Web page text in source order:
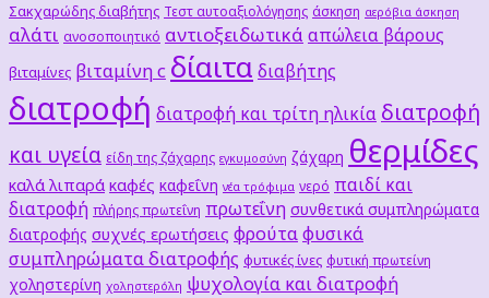
Σακχαρώδης διαβήτης Τεστ αυτοαξιολόγησης άσκηση αερόβια άσκηση
αλάτι ανοσοποιητικό αντιοξειδωτικά απώλεια βάρους
βιταμίνες βιταμίνη c δίαιτα διαβήτης
διατροφή διατροφή και τρίτη ηλικία διατροφή
και υγεία είδη της ζάχαρης εγκυμοσύνη ζάχαρη θερμίδες
καλά λιπαρά καφές καφεΐνη νέα τρόφιμα νερό παιδί και
διατροφή πλήρης πρωτεΐνη πρωτεΐνη συνθετικά συμπληρώματα
διατροφής συχνές ερωτήσεις φρούταφυσικά
συμπληρώματα διατροφής φυτικές ίνες φυτική πρωτείνη
χοληστερίνη χοληστερόλη ψυχολογία και διατροφή